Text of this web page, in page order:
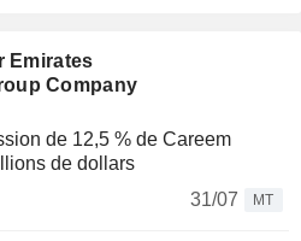
Emirates
Company
de 12,5 % de Careem
de dollars
31/07
MT